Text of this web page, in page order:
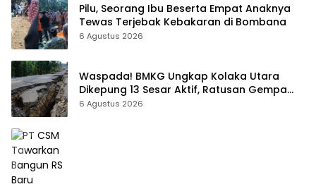
Pilu, Seorang Ibu Beserta Empat Anaknya
Tewas Terjebak Kebakaran di Bombana
6 Agustus 2026
Waspada! BMKG Ungkap Kolaka Utara
Dikepung 13 Sesar Aktif, Ratusan Gempa
Sudah Terekam
6 Agustus 2026